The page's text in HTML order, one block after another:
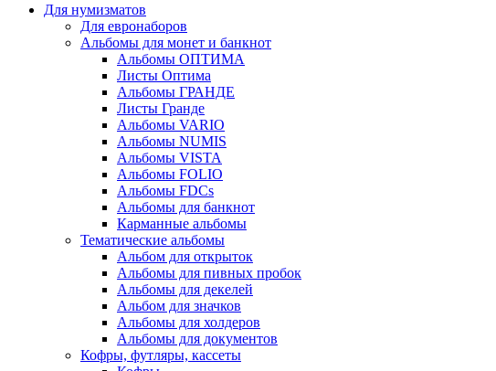
Для нумизматов
Для евронаборов
Альбомы для монет и банкнот
Альбомы ОПТИМА
Листы Оптима
Альбомы ГРАНДЕ
Листы Гранде
Альбомы VARIO
Альбомы NUMIS
Альбомы VISTA
Альбомы FOLIO
Альбомы FDCs
Альбомы для банкнот
Карманные альбомы
Тематические альбомы
Альбом для открыток
Альбомы для пивных пробок
Альбомы для декелей
Альбом для значков
Альбомы для холдеров
Альбомы для документов
Кофры, футляры, кассеты